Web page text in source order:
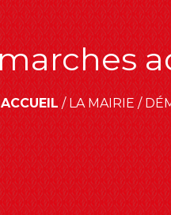
ACCUEIL/LA MAIRIE/